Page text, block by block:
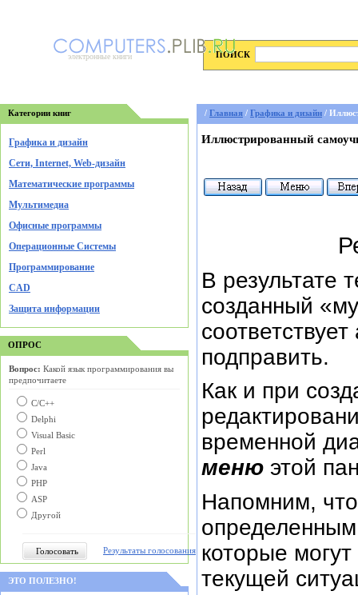
электронные книги ПОИСК
Категории книг
Графика и дизайн
Cети, Internet, Web-дизайн
Математические программы
Мультимедиа
Офисные программы
Операционные Системы
Программирование
CAD
Защита информации
ОПРОС
Вопрос: Какой язык программирования вы
предпочитаете
С/C++
Delphi
Visual Basic
Perl
Java
PHP
ASP
Другой
Результаты голосования
ЭТО ПОЛЕЗНО!
/ Главная / Графика и дизайн /
Иллюстрированный
В результате
созданный
подправить.
Как и при
временной
меню этой
Напомним,
которые
текущей